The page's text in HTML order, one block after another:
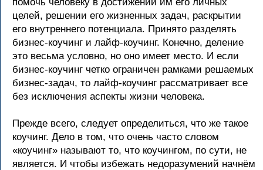
целей, решении его жизненных задач, раскрытии
его внутреннего потенциала. Принято разделять
бизнес-коучинг и лайф-коучинг. Конечно, деление
это весьма условно, но оно имеет место. И если
бизнес-коучинг четко ограничен рамками решаемых
бизнес-задач, то лайф-коучинг рассматривает все
без исключения аспекты жизни человека.
Прежде всего, следует определиться, что же такое
коучинг. Дело в том, что очень часто словом
«коучинг» называют то, что коучингом, по сути, не
является. И чтобы избежать недоразумений начнём